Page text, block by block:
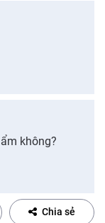
không?
Chia sẻ